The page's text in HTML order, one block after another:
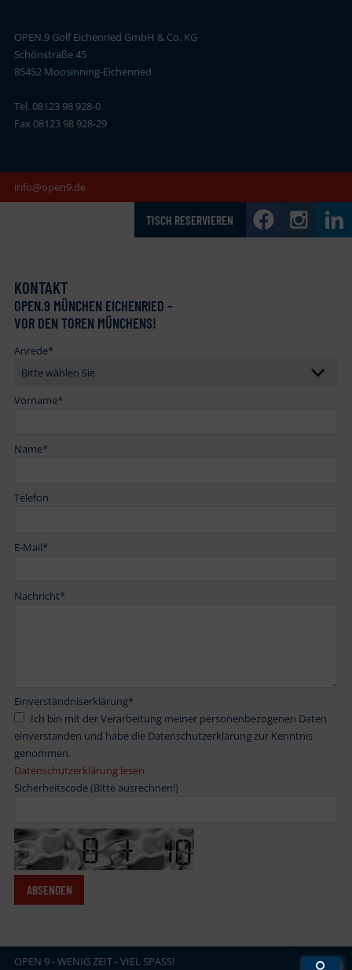
OPEN.9 Golf Eichenried GmbH & Co. KG
Schönstraße 45
85452 Moosinning-Eichenried
Tel. 08123 98 928-0
Fax 08123 98 928-29
info@open9.de
TISCH RESERVIEREN
KONTAKT
OPEN.9 MÜNCHEN EICHENRIED –
VOR DEN TOREN MÜNCHENS!
Anrede*
Vorname*
Name*
Telefon
E-Mail*
Nachricht*
Einverständniserklärung*
einverstanden und habe die Datenschutzerklärung zur Kenntnis
genommen.
Datenschutzerklärung lesen
Sicherheitscode (Bitte ausrechnen!)
OPEN.9 - WENIG ZEIT - VIEL SPASS!